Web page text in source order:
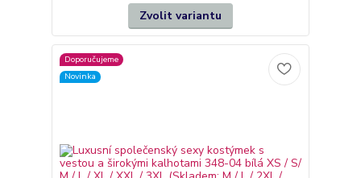
Zvolit variantu
Doporučujeme
Novinka